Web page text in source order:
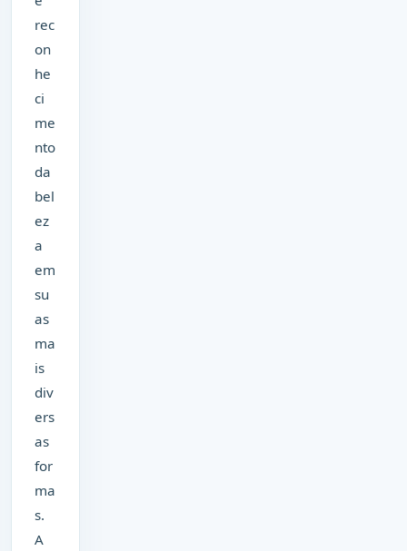
rec
on
he
ci
me
nto
da
bel
ez
a
em
su
as
ma
is
div
ers
as
for
ma
s.
A